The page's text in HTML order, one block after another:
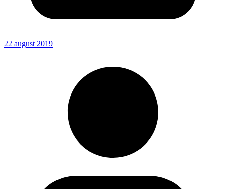
22 august 2019